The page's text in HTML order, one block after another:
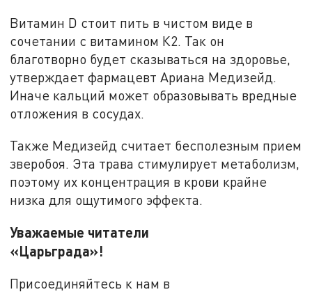
Витамин D стоит пить в чистом виде в
сочетании с витамином К2. Так он
благотворно будет сказываться на здоровье,
утверждает фармацевт Ариана Медизейд.
Иначе кальций может образовывать вредные
отложения в сосудах.
Также Медизейд считает бесполезным прием
зверобоя. Эта трава стимулирует метаболизм,
поэтому их концентрация в крови крайне
низка для ощутимого эффекта.
Уважаемые читатели
«Царьграда»!
Присоединяйтесь к нам в